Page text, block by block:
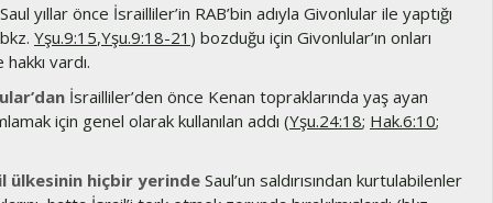
yıllar önce İsrailliler’in RAB’bin adıyla Givonlular ile yaptığı
Yşu.9:15,Yşu.9:18-21 ) bozduğu için Givonlular’ın onları
vardı.
İsrailliler’den önce Kenan topraklarında yaş ayan
için genel olarak kullanılan addı (Yşu.24:18; Hak.6:10;
ülkesinin hiçbir yerindeSaul’un saldırısından kurtulabilenler